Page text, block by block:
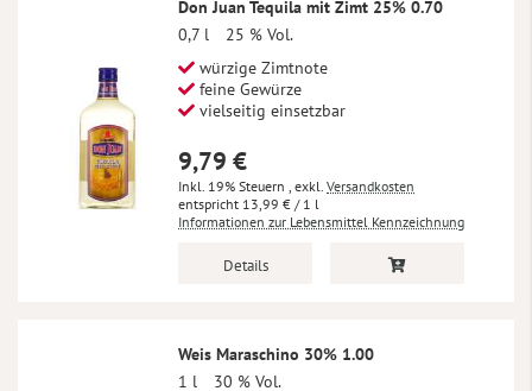
Don Juan Tequila mit Zimt 25% 0.70
0,7 l
25 % Vol.
würzige Zimtnote
feine Gewürze
vielseitig einsetzbar
9,79 €
Inkl. 19% Steuern , exkl. Versandkosten
13,99 € / 1 l
Informationen zur Lebensmittel Kennzeichnung
Details
Weis Maraschino 30% 1.00
1 l
30 % Vol.